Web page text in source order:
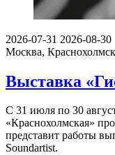
2026-07-31 2026-08-30
Москва,
Выставка
С 31 июля по 30
«Краснохолмская»
представит работы
Soundartist.